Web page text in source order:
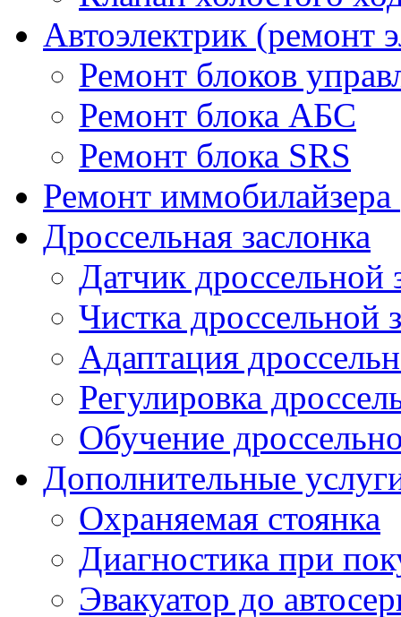
Автоэлектрик (ремонт
Ремонт блоков
Ремонт блока АБС
Ремонт блока SRS
Ремонт
Дроссельная заслонка
Датчик дроссельной
Чистка дроссельной
Адаптация
Регулировка
Обучение
Дополнительные
Охраняемая стоянка
Диагностика при
Эвакуатор до